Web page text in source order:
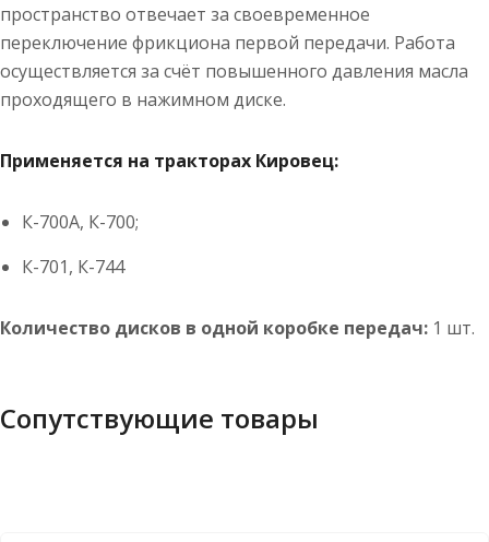
пространство отвечает за своевременное
переключение фрикциона первой передачи. Работа
осуществляется за счёт повышенного давления масла
проходящего в нажимном диске.
Применяется на тракторах Кировец:
К-700А, К-700;
К-701, К-744
Количество дисков в одной коробке передач: 1 шт.
Сопутствующие товары